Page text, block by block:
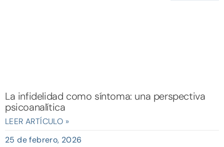
La infidelidad como síntoma: una perspectiva
psicoanalítica
LEER ARTÍCULO »
25 de febrero, 2026